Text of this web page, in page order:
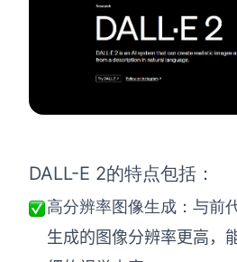
DALL-E 2的特点包括：
高分辨率图像生成：与前
生成的图像分辨率更高，